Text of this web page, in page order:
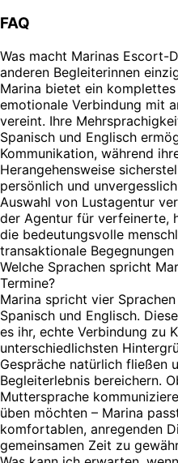
FAQ
Was macht Marinas Escort-
anderen Begleiterinnen
Marina bietet ein
emotionale Verbindung mit
vereint. Ihre
Spanisch und Englisch
Kommunikation, während
Herangehensweise
persönlich und
Auswahl von Lustagentur
der Agentur für verfeinerte,
die bedeutungsvolle
transaktionale Begegnungen
Welche Sprachen spricht
Termine?
Marina spricht vier
Spanisch und Englisch.
es ihr, echte Verbindung zu
unterschiedlichsten
Gespräche natürlich fließen
Begleiterlebnis bereichern.
Muttersprache
üben möchten – Marina
komfortablen, anregenden
gemeinsamen Zeit zu